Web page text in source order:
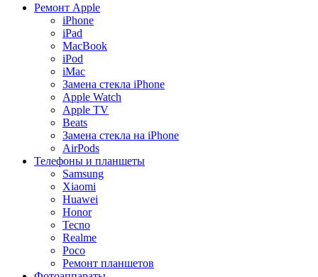
Ремонт Apple
iPhone
iPad
MacBook
iPod
iMac
Замена стекла iPhone
Apple Watch
Apple TV
Beats
Замена стекла на iPhone
AirPods
Телефоны и планшеты
Samsung
Xiaomi
Huawei
Honor
Tecno
Realme
Poco
Ремонт планшетов